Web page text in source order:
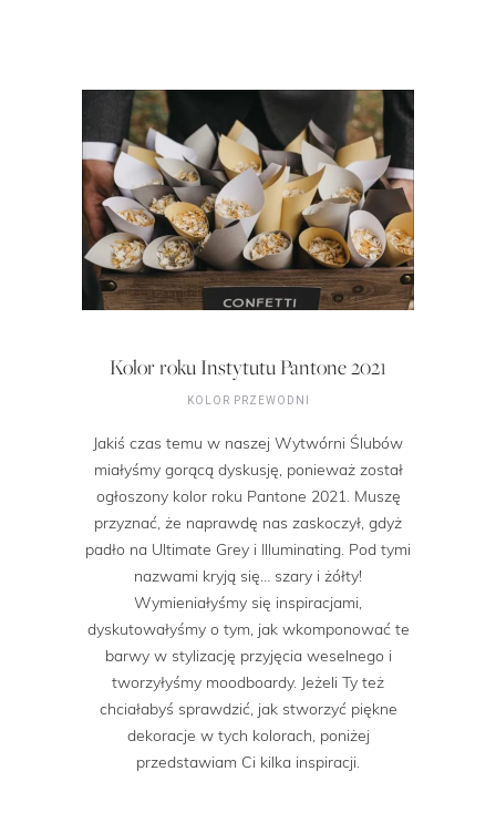
Kolor roku Instytutu Pantone 2021
KOLOR PRZEWODNI
Jakiś czas temu w naszej Wytwórni Ślubów
miałyśmy gorącą dyskusję, ponieważ został
ogłoszony kolor roku Pantone 2021. Muszę
przyznać, że naprawdę nas zaskoczył, gdyż
padło na Ultimate Grey i Illuminating. Pod tymi
nazwami kryją się… szary i żółty!
Wymieniałyśmy się inspiracjami,
dyskutowałyśmy o tym, jak wkomponować te
barwy w stylizację przyjęcia weselnego i
tworzyłyśmy moodboardy. Jeżeli Ty też
chciałabyś sprawdzić, jak stworzyć piękne
dekoracje w tych kolorach, poniżej
przedstawiam Ci kilka inspiracji.